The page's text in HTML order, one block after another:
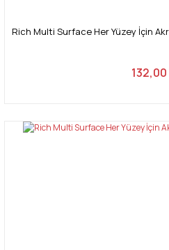
Rich Multi Surface Her Yüzey İçin
132,00